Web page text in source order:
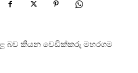
කළ බව කියන වෙඩික්කරු මහරගම